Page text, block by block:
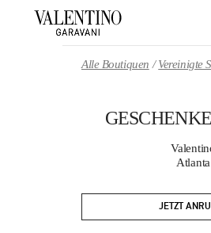
Alle Boutiquen Vereinigte
Atlanta
JETZT